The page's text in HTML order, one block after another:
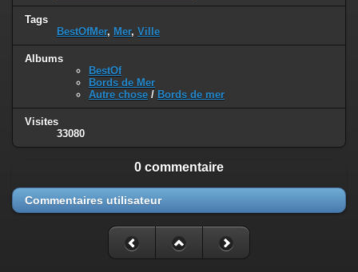
Tags
BestOfMer, Mer, Ville
Albums
BestOf
Bords de Mer
Autre chose / Bords de mer
Visites
33080
0 commentaire
Commentaires utilisateur